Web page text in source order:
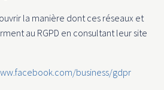
la manière dont ces réseaux et
au RGPD en consultant leur site
business/gdpr